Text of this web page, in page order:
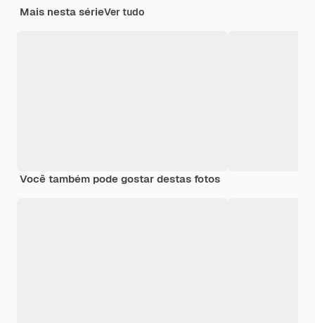
Mais nesta sérieVer tudo
Você também pode gostar destas fotos